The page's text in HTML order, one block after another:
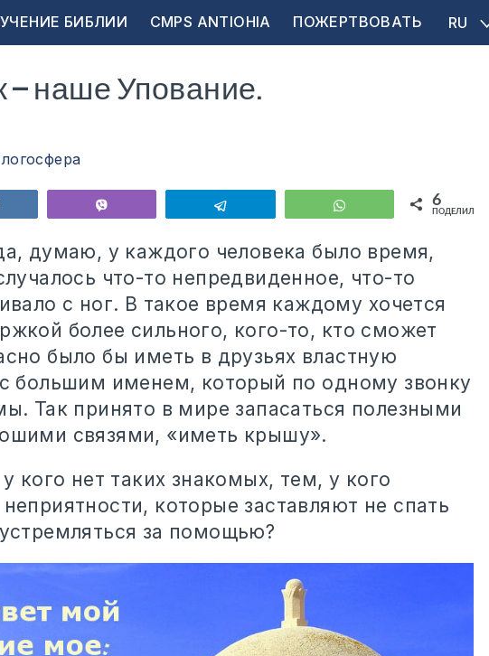
БИБЛИИ CMPS ANTIOHIA ПОЖЕРТВОВАТЬ RU
— наше Упование.
WhatsApp 6
ПОДЕЛИЛИСЬ
думаю, у каждого человека было время,
что-то непредвиденное, что-то
с ног. В такое время каждому хочется
более сильного, кого-то, кто сможет
было бы иметь в друзьях властную
с большим именем, который по одному звонку
Так принято в мире запасаться полезными
связями, «иметь крышу».
кого нет таких знакомых, тем, у кого
которые заставляют не спать
за помощью?